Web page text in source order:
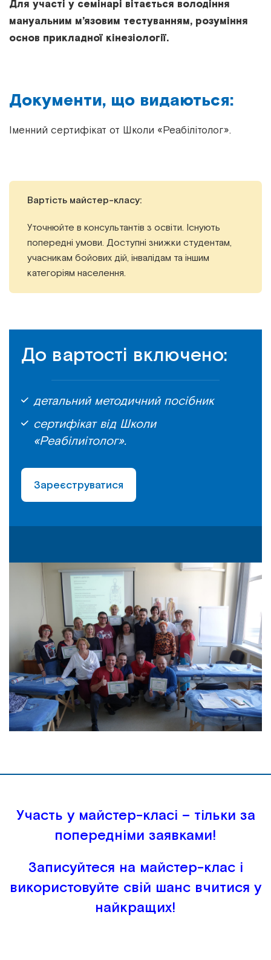
Для участі у семінарі вітається володіння
мануальним м’язовим тестуванням, розуміння
основ прикладної кінезіології.
Документи, що видаються:
Іменний сертифікат от Школи «Реабілітолог».
Вартість майстер-класу:
Уточнюйте в консультантів з освіти. Існують
попередні умови. Доступні знижки студентам,
учасникам бойових дій, інвалідам та іншим
категоріям населення.
До вартості включено:
детальний методичний посібник
сертифікат від Школи
«Реабілиітолог».
Зареєструватися
Участь у майстер-класі – тільки за
попередніми заявками!
Записуйтеся на майстер-клас і
використовуйте свій шанс вчитися у
найкращих!